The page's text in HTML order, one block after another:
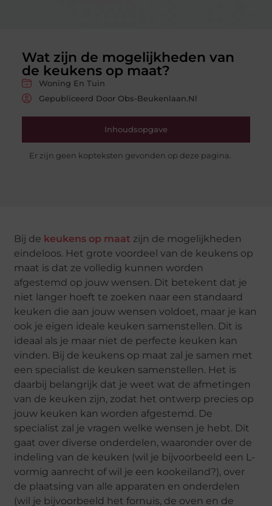
Wat zijn de mogelijkheden van
de keukens op maat?
Woning En Tuin
Gepubliceerd Door Obs-Beukenlaan.nl
Inhoudsopgave
Er zijn geen kopteksten gevonden op deze pagina.
Bij de keukens op maat zijn de mogelijkheden
eindeloos. Het grote voordeel van de keukens op
maat is dat ze volledig kunnen worden
afgestemd op jouw wensen. Dit betekent dat je
niet langer hoeft te zoeken naar een standaard
keuken die aan jouw wensen voldoet, maar je kan
ook je eigen ideale keuken samenstellen. Dit is
ideaal als je maar niet de perfecte keuken kan
vinden. Bij de keukens op maat zal je samen met
een specialist de keuken samenstellen. Het is
daarbij belangrijk dat je weet wat de afmetingen
van de keuken zijn, zodat het ontwerp precies op
jouw keuken kan worden afgestemd. De
specialist zal je vragen welke wensen je hebt. Dit
gaat over diverse onderdelen, waaronder over de
indeling van de keuken (wil je bijvoorbeeld een L-
vormig aanrecht of wil je een kookeiland?), over
de plaatsing van alle apparaten en onderdelen
(wil je bijvoorbeeld het fornuis, de oven en de